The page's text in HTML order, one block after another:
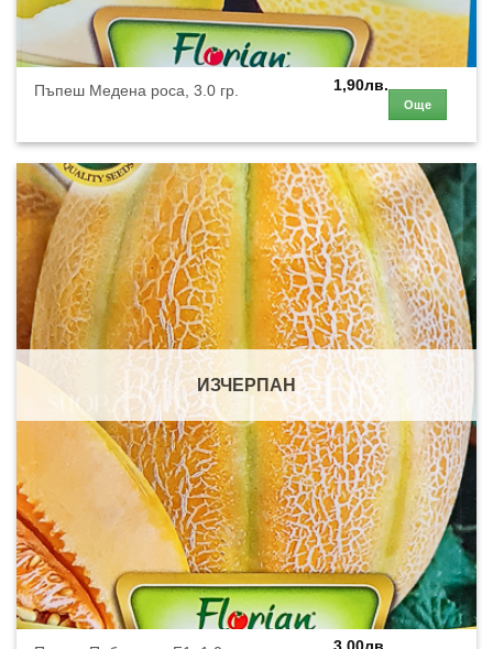
Пъпеш Медена роса, 3.0 гр. 1,90лв.
Още
ИЗЧЕРПАН